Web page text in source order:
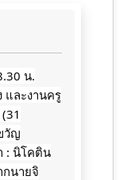
น.
และงานครู
วัญ
: นิโคติน
กนายจิ